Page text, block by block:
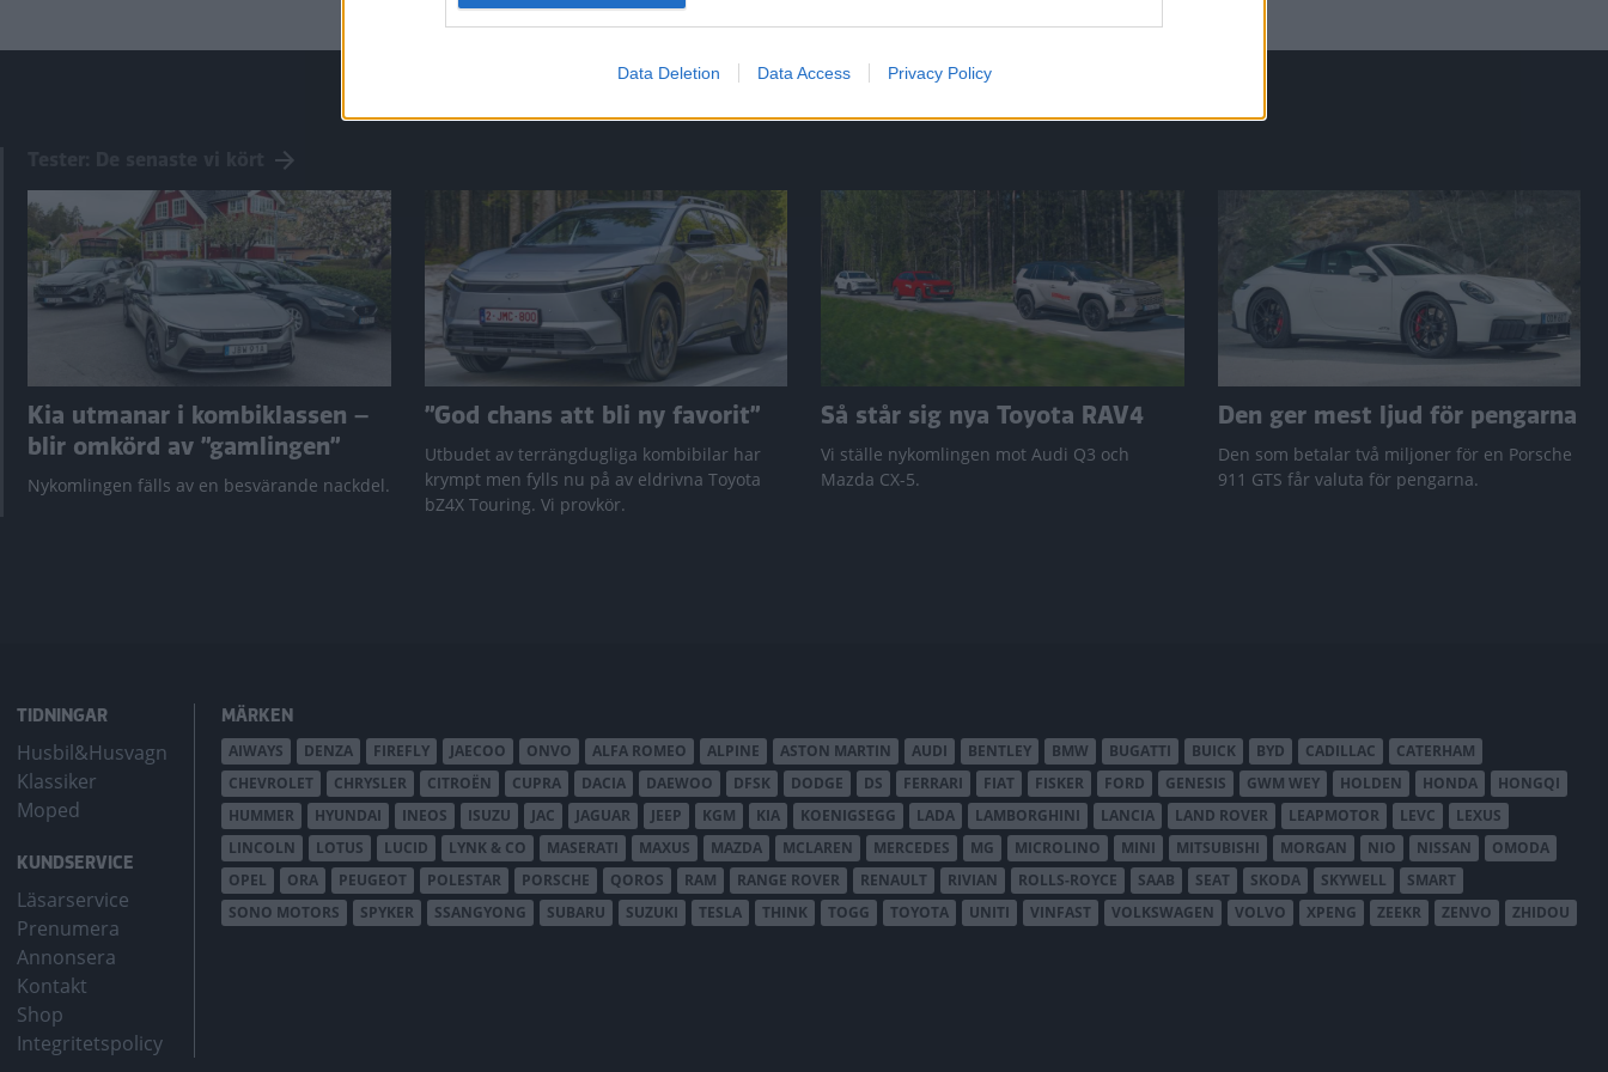
Data Deletion Data Access Privacy Policy
Kia utmanar i kombiklassen –
blir omkörd av ”gamlingen”
Nykomlingen fälls av en besvärande nackdel.
”God chans att bli ny favorit”
Utbudet av terrängdugliga kombibilar har
krympt men fylls nu på av eldrivna Toyota
bZ4X Touring. Vi provkör.
Så står sig nya Toyota RAV4
Vi ställe nykomlingen mot Audi Q3 och
Mazda CX-5.
Den ger mest ljud för pengarna
Den som betalar två miljoner för en Porsche
911 GTS får valuta för pengarna.
TIDNINGAR
Husbil&Husvagn
Klassiker
Moped
KUNDSERVICE
Läsarservice
Prenumera
Annonsera
Kontakt
Shop
Integritetspolicy
MÄRKEN
AIWAYS DENZA FIREFLY JAECOO ONVO ALFA ROMEO ALPINE ASTON MARTIN AUDI BENTLEY BMW BUGATTI BUICK BYD CADILLAC
CATERHAM
CHEVROLET
CHRYSLER CITROËN CUPRA DACIA DAEWOO DFSK DODGE DS FERRARI FIAT FISKER FORD GENESIS GWM WEY HOLDEN HONDA
HONGQI
HUMMER
HYUNDAI INEOS ISUZU JAC JAGUAR JEEP KGM KIA KOENIGSEGG LADA LAMBORGHINI LANCIA LAND ROVER LEAPMOTOR LEVC
LEXUS
LINCOLN
LOTUS LUCID LYNK & CO MASERATI MAXUS MAZDA MCLAREN MERCEDES MG MICROLINO MINI MITSUBISHI MORGAN NIO NISSAN
OMODA
OPEL
ORA PEUGEOT POLESTAR PORSCHE QOROS RAM RANGE ROVER RENAULT RIVIAN ROLLS-ROYCE SAAB SEAT SKODA SKYWELL
SMART
SONO MOTORS
SPYKER SSANGYONG SUBARU SUZUKI TESLA THINK TOGG TOYOTA UNITI VINFAST VOLKSWAGEN VOLVO XPENG ZEEKR ZENVO ZHIDOU